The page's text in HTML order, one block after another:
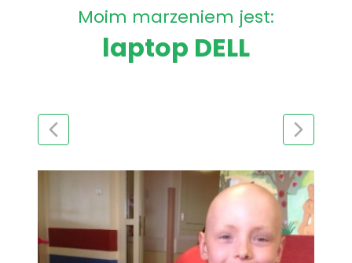
Moim marzeniem jest:
laptop DELL